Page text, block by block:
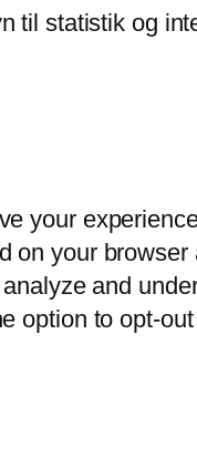
til statistik og
your
on your
and
option to opt-